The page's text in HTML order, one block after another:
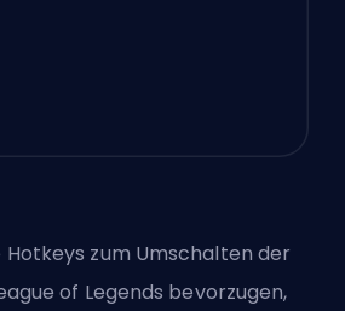
Hotkeys zum Umschalten der
of Legends bevorzugen,